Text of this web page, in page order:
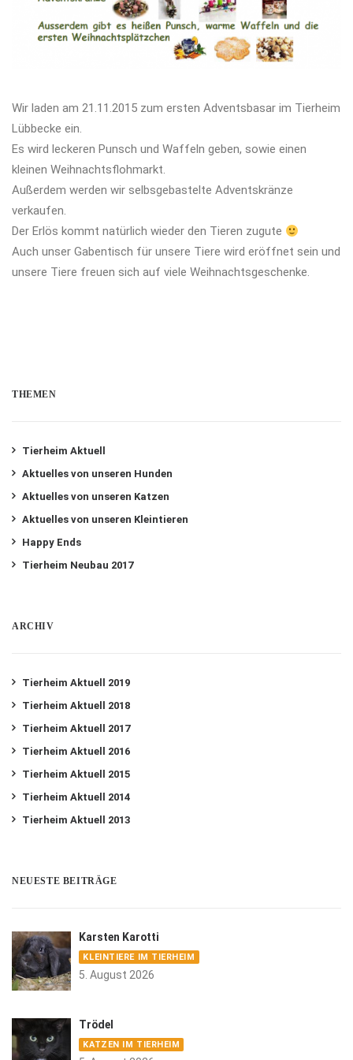
Wir laden am 21.11.2015 zum ersten Adventsbasar im Tierheim
Lübbecke ein.
Es wird leckeren Punsch und Waffeln geben, sowie einen
kleinen Weihnachtsflohmarkt.
Außerdem werden wir selbsgebastelte Adventskränze
verkaufen.
Der Erlös kommt natürlich wieder den Tieren zugute
Auch unser Gabentisch für unsere Tiere wird eröffnet sein und
unsere Tiere freuen sich auf viele Weihnachtsgeschenke.
THEMEN
Tierheim Aktuell
Aktuelles von unseren Hunden
Aktuelles von unseren Katzen
Aktuelles von unseren Kleintieren
Happy Ends
Tierheim Neubau 2017
ARCHIV
Tierheim Aktuell 2019
Tierheim Aktuell 2018
Tierheim Aktuell 2017
Tierheim Aktuell 2016
Tierheim Aktuell 2015
Tierheim Aktuell 2014
Tierheim Aktuell 2013
NEUESTE BEITRÄGE
Karsten Karotti
KLEINTIERE IM TIERHEIM
5. August 2026
Trödel
KATZEN IM TIERHEIM